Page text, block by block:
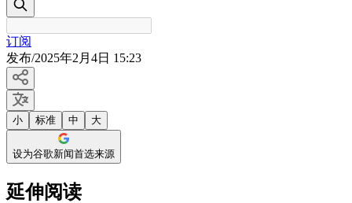
订阅
发布/2025年2月4日 15:23
小 标准 中 大
设为谷歌新闻首选来源
延伸阅读